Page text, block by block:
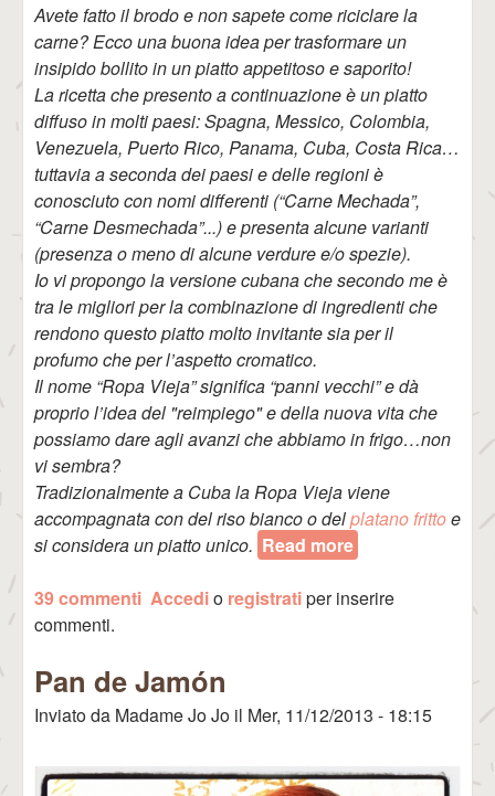
Avete fatto il brodo e non sapete come riciclare la
carne? Ecco una buona idea per trasformare un
insipido bollito in un piatto appetitoso e saporito!
La ricetta che presento a continuazione è un piatto
diffuso in molti paesi: Spagna, Messico, Colombia,
Venezuela, Puerto Rico, Panama, Cuba, Costa Rica…
tuttavia a seconda dei paesi e delle regioni è
conosciuto con nomi differenti (“Carne Mechada”,
“Carne Desmechada”...) e presenta alcune varianti
(presenza o meno di alcune verdure e/o spezie).
Io vi propongo la versione cubana che secondo me è
tra le migliori per la combinazione di ingredienti che
rendono questo piatto molto invitante sia per il
profumo che per l’aspetto cromatico.
Il nome “Ropa Vieja” significa “panni vecchi” e dà
proprio l’idea del "reimpiego" e della nuova vita che
possiamo dare agli avanzi che abbiamo in frigo…non
vi sembra?
Tradizionalmente a Cuba la Ropa Vieja viene
accompagnata con del riso bianco o delplatano frittoe
si considera un piatto unico. Read more
Cubana)
39 commenti Accedio registratiper inserire
commenti.
Pan de Jamón
Inviato da Madame Jo Jo il Mer, 11/12/2013 - 18:15